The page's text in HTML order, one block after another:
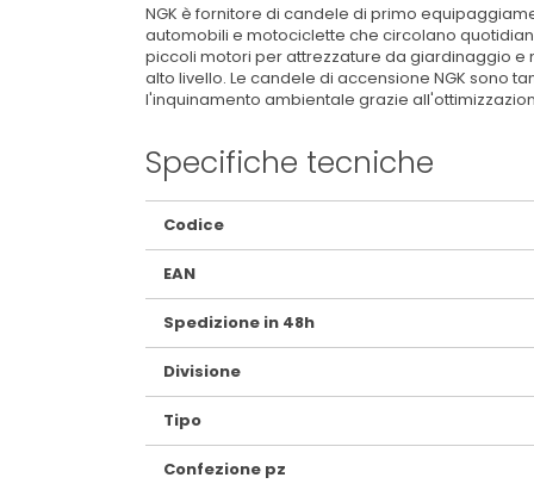
NGK è fornitore di candele di primo
automobili e motociclette che circolano
piccoli motori per attrezzature da giardinaggio e
alto livello. Le candele di accensione NGK sono
l'inquinamento ambientale grazie
Specifiche tecniche
Maggiori
Informazioni
Codice
EAN
Spedizione in 48h
Divisione
Tipo
Confezione pz